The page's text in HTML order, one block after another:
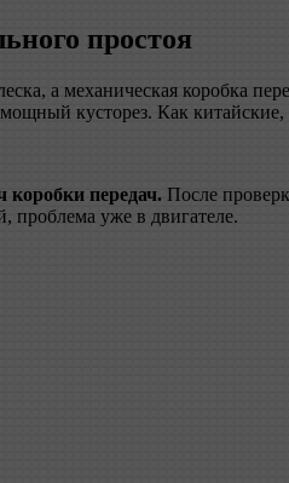
простоя
а механическая коробка
кусторез. Как
коробки передач. После
проблема уже в двигателе.